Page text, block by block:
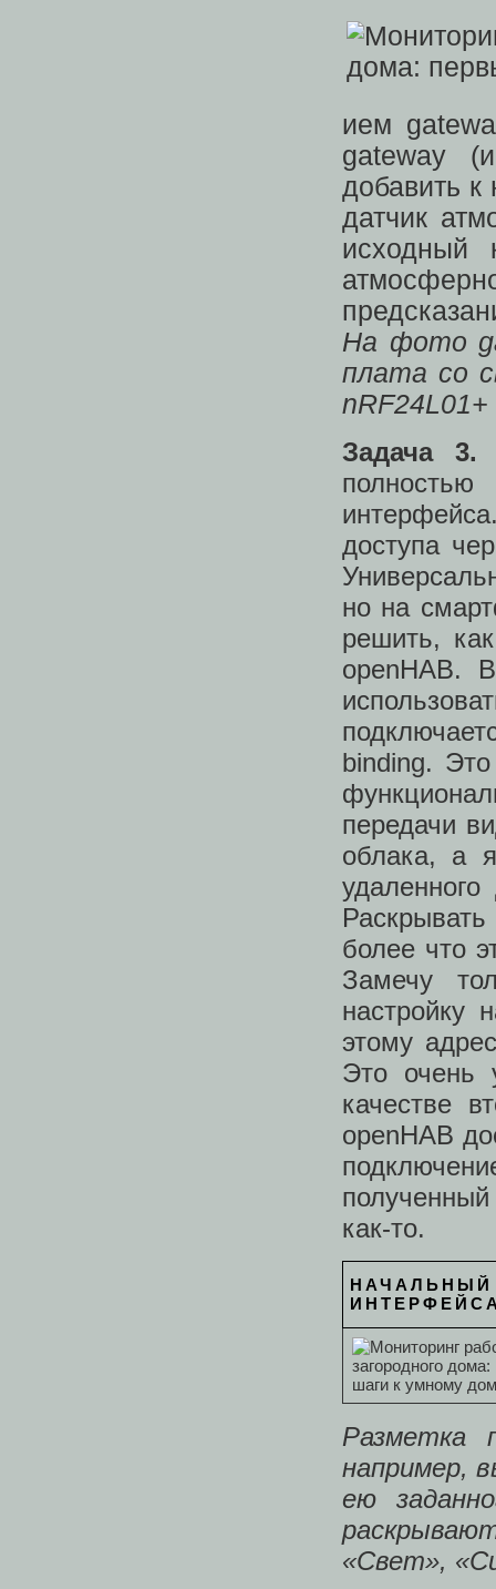
ием
gateway
добавить к
датчик
исходный
На фото
плата со
Задача
доступа
но на
решить,
openHAB.
binding.
передачи
облака, а
более что
Замечу
настройку
этому
Это очень
качестве
openHAB
как-то.
НАЧАЛЬНЫЙ
Разметка
например,
ею
«Свет»,